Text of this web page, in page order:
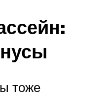
тоже